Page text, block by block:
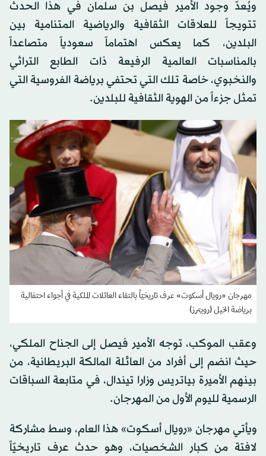
ويُعدّ وجود الأمير فيصل بن سلمان في هذا الحدث
تتويجاً للعلاقات الثقافية والرياضية المتنامية بين
البلدين، كما يعكس اهتماماً سعودياً متصاعداً
بالمناسبات العالمية الرفيعة ذات الطابع التراثي
والنخبوي، خاصة تلك التي تحتفي برياضة الفروسية التي
تمثل جزءاً من الهوية الثقافية للبلدين.
مهرجان «رويال أسكوت» عرف تاريخيّاً بالتقاء العائلات الملكية في أجواء احتفالية
برياضة الخيل (رويترز)
وعقب الموكب، توجه الأمير فيصل إلى الجناح الملكي،
حيث انضم إلى أفراد من العائلة المالكة البريطانية، من
بينهم الأميرة بياتريس وزارا تيندال، في متابعة السباقات
الرسمية لليوم الأول من المهرجان.
ويأتي مهرجان «رويال أسكوت» هذا العام، وسط مشاركة
لافتة من كبار الشخصيات، وهو حدث عرف تاريخيّاً